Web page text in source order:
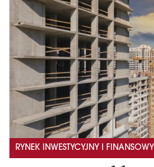
RYNEK INWESTYCYJNY I FINANSOWY